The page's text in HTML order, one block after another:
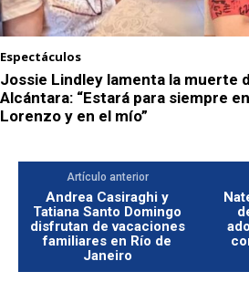
Espectáculos
Jossie Lindley lamenta la muerte
Alcántara: “Estará para siempre
Lorenzo y en el mío”
Artículo anterior
Andrea Casiraghi y
Tatiana Santo Domingo
disfrutan de vacaciones
familiares en Río de
Janeiro